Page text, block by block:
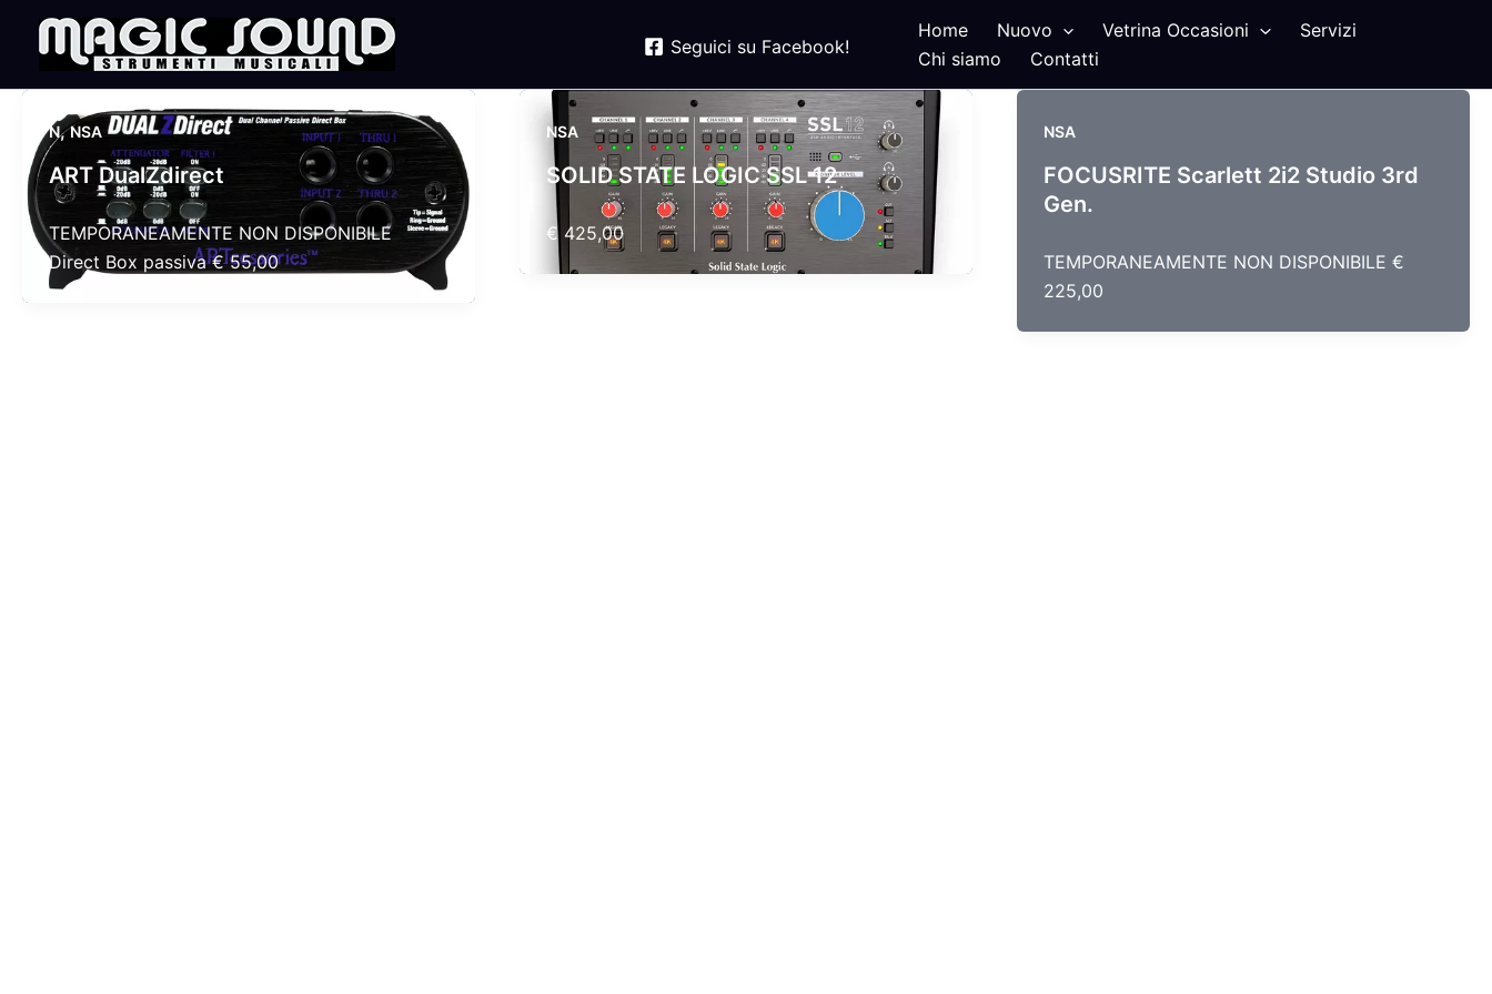
Seguici su Facebook!
Home Nuovo Vetrina Occasioni
Servizi
Chi siamo
Contatti
N,NSA
ART DualZdirect
TEMPORANEAMENTE NON DISPONIBILE
Direct Box passiva € 55,00
NSA
SOLID STATE LOGIC SSL 12
€ 425,00
NSA
FOCUSRITE Scarlett 2i2 Studio 3rd
Gen.
TEMPORANEAMENTE NON DISPONIBILE €
225,00